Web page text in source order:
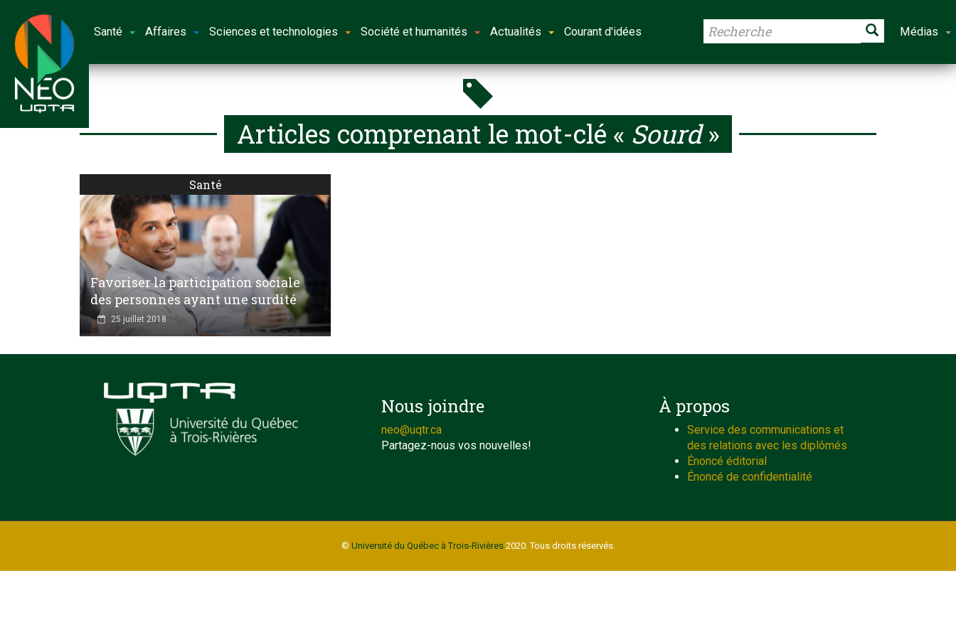
Santé Affaires Sciences et technologies Société et humanités Actualités Courant d'idées Médias
Articles comprenant le mot-clé « Sourd»
Santé
Favoriser la participation sociale
des personnes ayant une surdité
25 juillet 2018
Nous joindre
neo@uqtr.ca
Partagez-nous vos nouvelles!
À propos
Service des communications et
des relations avec les diplômés
Énoncé éditorial
Énoncé de confidentialité
© Université du Québec à Trois-Rivières2020. Tous droits réservés.